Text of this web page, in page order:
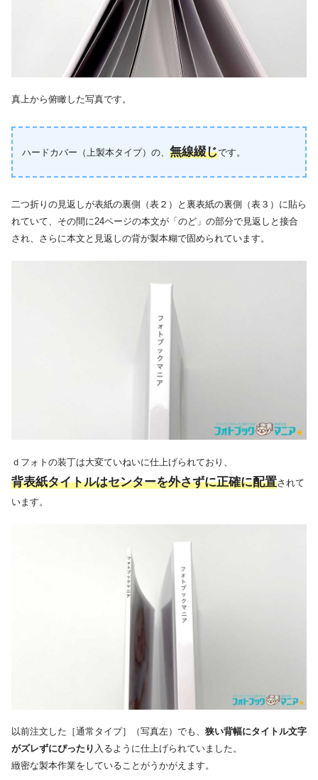
真上から俯瞰した写真です。
ハードカバー（上製本タイプ）の、 無線綴じです。
二つ折りの見返しが表紙の裏側（表２）と裏表紙の裏側（表３）に貼ら
れていて、その間に24ページの本文が「のど」の部分で見返しと接合
され、さらに本文と見返しの背が製本糊で固められています。
ｄフォトの装丁は大変ていねいに仕上げられており、
背表紙タイトルはセンターを外さずに正確に配置されて
います。
以前注文した［通常タイプ］（写真左）でも、 狭い背幅にタイトル文字
がズレずにぴったり 入るように仕上げられていました。
緻密な製本作業をしていることがうかがえます。